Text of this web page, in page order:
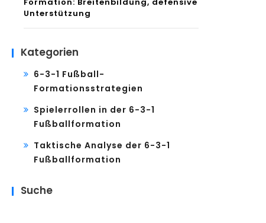
Unterstützung
Kategorien
6-3-1 Fußball-
Formationsstrategien
Spielerrollen in der 6-3-1
Fußballformation
Taktische Analyse der 6-3-1
Fußballformation
Suche